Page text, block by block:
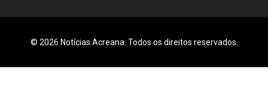
© 2026 Notícias Acreana. Todos os direitos reservados.